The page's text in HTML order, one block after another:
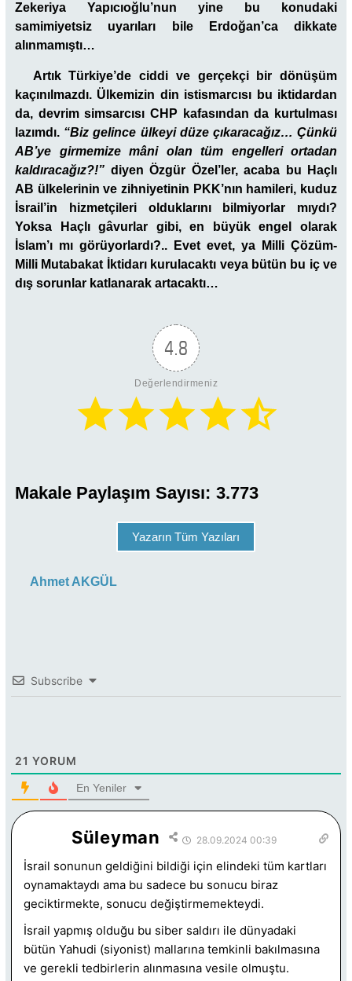
Zekeriya Yapıcıoğlu’nun yine bu konudaki
samimiyetsiz uyarıları bile Erdoğan’ca dikkate
alınmamıştı…
Artık Türkiye’de ciddi ve gerçekçi bir dönüşüm
kaçınılmazdı. Ülkemizin din istismarcısı bu iktidardan
da, devrim simsarcısı CHP kafasından da kurtulması
lazımdı. “Biz gelince ülkeyi düze çıkaracağız… Çünkü
AB’ye girmemize mâni olan tüm engelleri ortadan
kaldıracağız?!” diyen Özgür Özel’ler, acaba bu Haçlı
AB ülkelerinin ve zihniyetinin PKK’nın hamileri, kuduz
İsrail’in hizmetçileri olduklarını bilmiyorlar mıydı?
Yoksa Haçlı gâvurlar gibi, en büyük engel olarak
İslam’ı mı görüyorlardı?.. Evet evet, ya Milli Çözüm-
Milli Mutabakat İktidarı kurulacaktı veya bütün bu iç ve
dış sorunlar katlanarak artacaktı…
4.8
Değerlendirmeniz
Makale Paylaşım Sayısı: 3.773
Yazarın Tüm Yazıları
Ahmet AKGÜL
Subscribe
21 YORUM
En Yeniler
Süleyman 28.09.2024 00:39
İsrail sonunun geldiğini bildiği için elindeki tüm kartları
oynamaktaydı ama bu sadece bu sonucu biraz
geciktirmekte, sonucu değiştirmemekteydi.
İsrail yapmış olduğu bu siber saldırı ile dünyadaki
bütün Yahudi (siyonist) mallarına temkinli bakılmasına
ve gerekli tedbirlerin alınmasına vesile olmuştu.